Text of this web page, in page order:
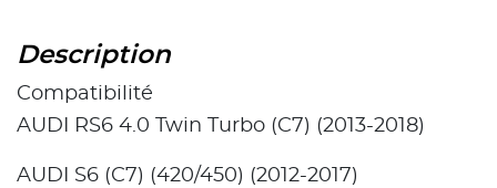
Description
Compatibilité
AUDI RS6 4.0 Twin Turbo (C7) (2013-2018)
AUDI S6 (C7) (420/450) (2012-2017)